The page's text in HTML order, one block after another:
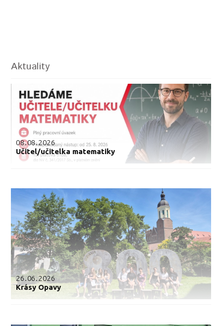
Aktuality
08.08.2026
Učitel/učitelka matematiky
26.06.2026
Krásy Opavy